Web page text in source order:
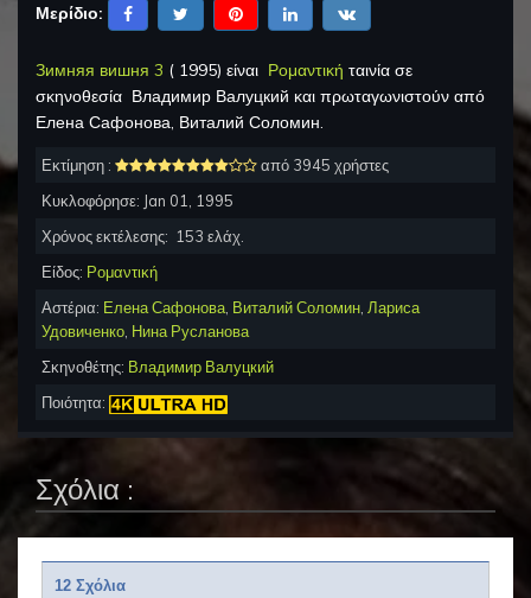
Μερίδιο:
Зимняя вишня 3 ( 1995) είναι Ρομαντική ταινία σε
σκηνοθεσία Владимир Валуцкий και πρωταγωνιστούν από
Елена Сафонова, Виталий Соломин.
Εκτίμηση :
από 3945 χρήστες
Κυκλοφόρησε: Jan 01, 1995
Χρόνος εκτέλεσης: 153 ελάχ.
Είδος: Ρομαντική
Αστέρια: Елена Сафонова Виталий Соломин Лариса
Удовиченко Нина Русланова
Σκηνοθέτης: Владимир Валуцкий
Ποιότητα:
Σχόλια :
12 Σχόλια